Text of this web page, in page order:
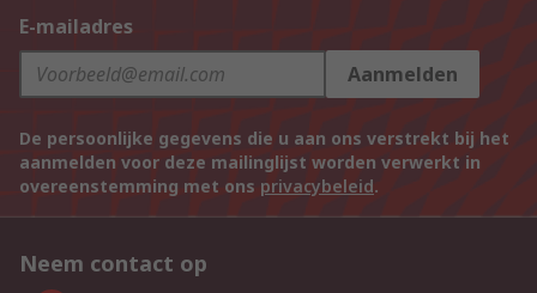
E-mailadres
Aanmelden
De persoonlijke gegevens die u aan ons verstrekt bij het
aanmelden voor deze mailinglijst worden verwerkt in
overeenstemming met ons privacybeleid.
Neem contact op